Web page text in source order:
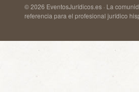
© 2026 EventosJurídicos.es · La
referencia para el profesional jurídico